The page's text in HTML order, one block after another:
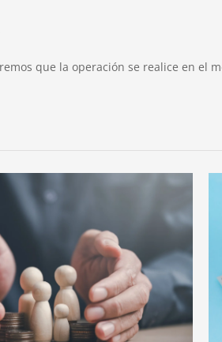
que la operación se realice en el